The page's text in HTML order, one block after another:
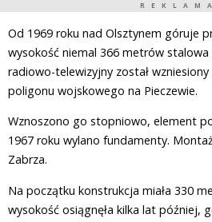
Od 1969 roku nad Olsztynem góruje
wysokość niemal 366 metrów
radiowo-telewizyjny został
poligonu wojskowego na Pieczewie.
Wznoszono go stopniowo, element
1967 roku wylano fundamenty.
Zabrza.
Na początku konstrukcja miała 330
wysokość osiągnęła kilka lat później,